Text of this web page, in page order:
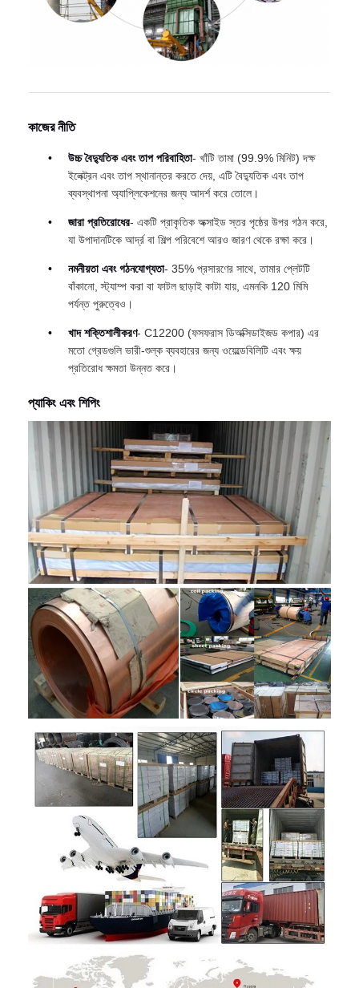
কাজের নীতি
উচ্চ বৈদ্যুতিক এবং তাপ পরিবাহিতা- খাঁটি তামা (99.9% মিনিট) দক্ষ
ইলেক্ট্রন এবং তাপ স্থানান্তর করতে দেয়, এটি বৈদ্যুতিক এবং তাপ
ব্যবস্থাপনা অ্যাপ্লিকেশনের জন্য আদর্শ করে তোলে।
জারা প্রতিরোধের- একটি প্রাকৃতিক অক্সাইড স্তর পৃষ্ঠের উপর গঠন করে,
যা উপাদানটিকে আর্দ্র বা শিল্প পরিবেশে আরও জারণ থেকে রক্ষা করে।
নমনীয়তা এবং গঠনযোগ্যতা- 35% প্রসারণের সাথে, তামার প্লেটটি
বাঁকানো, স্ট্যাম্প করা বা ফাটল ছাড়াই কাটা যায়, এমনকি 120 মিমি
পর্যন্ত পুরুত্বেও।
খাদ শক্তিশালীকরণ- C12200 (ফসফরাস ডিঅক্সিডাইজড কপার) এর
মতো গ্রেডগুলি ভারী-শুল্ক ব্যবহারের জন্য ওয়েল্ডেবিলিটি এবং ক্ষয়
প্রতিরোধ ক্ষমতা উন্নত করে।
প্যাকিং এবং শিপিং